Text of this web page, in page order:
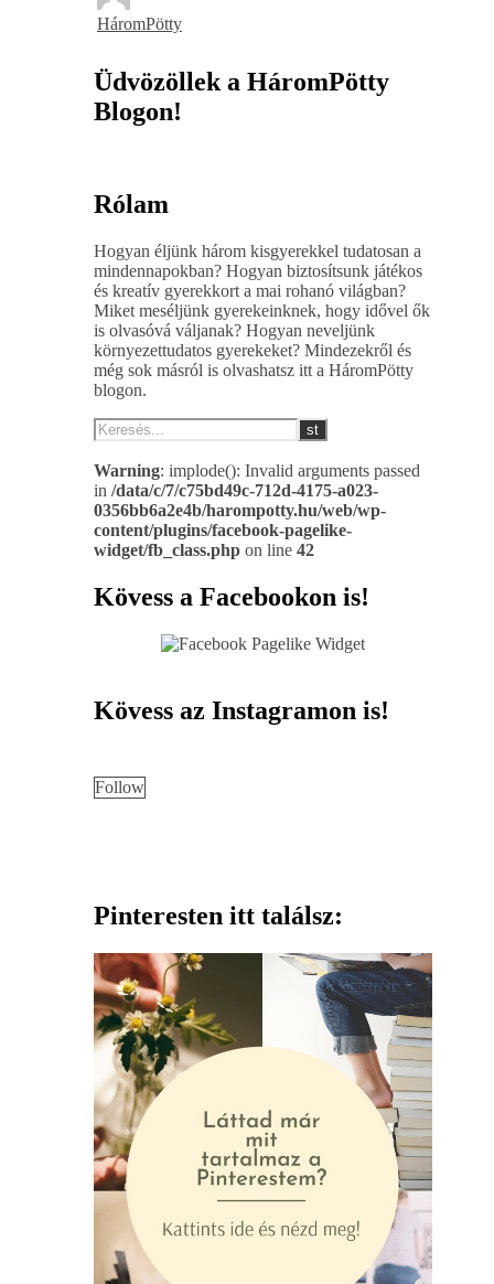
HáromPötty
Üdvözöllek a HáromPötty
Blogon!
Rólam
Hogyan éljünk három kisgyerekkel tudatosan a
mindennapokban? Hogyan biztosítsunk játékos
és kreatív gyerekkort a mai rohanó világban?
Miket meséljünk gyerekeinknek, hogy idővel ők
is olvasóvá váljanak? Hogyan neveljünk
környezettudatos gyerekeket? Mindezekről és
még sok másról is olvashatsz itt a HáromPötty
blogon.
Warning: implode(): Invalid arguments passed
in /data/c/7/c75bd49c-712d-4175-a023-
0356bb6a2e4b/harompotty.hu/web/wp-
content/plugins/facebook-pagelike-
widget/fb_class.php on line 42
Kövess a Facebookon is!
Kövess az Instagramon is!
Follow
Pinteresten itt találsz: